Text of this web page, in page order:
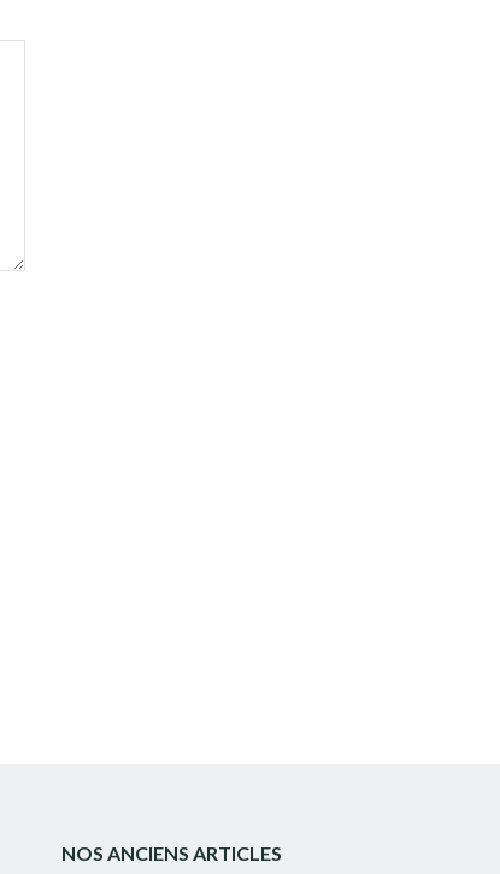
NOS ANCIENS ARTICLES